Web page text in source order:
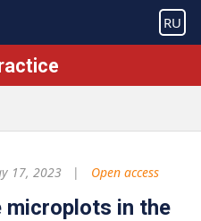
RU
17, 2023 Open access
microplots in the